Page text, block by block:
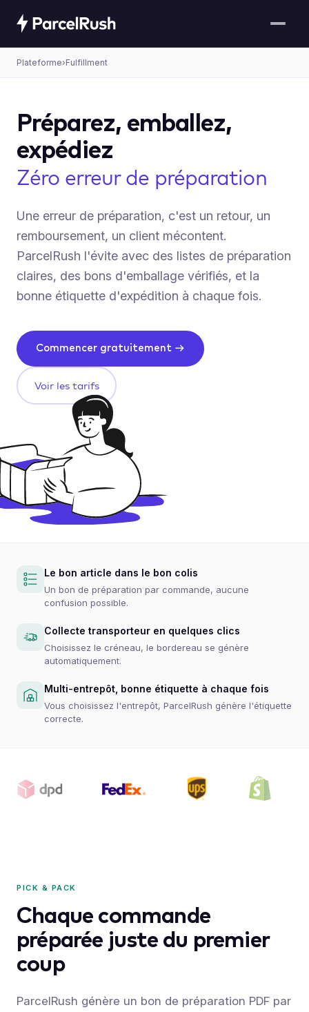
Plateforme›Fulfillment
Préparez, emballez,
expédiez
Zéro erreur de préparation
Une erreur de préparation, c'est un retour, un
remboursement, un client mécontent.
ParcelRush l'évite avec des listes de préparation
claires, des bons d'emballage vérifiés, et la
bonne étiquette d'expédition à chaque fois.
Commencer gratuitement →
Voir les tarifs
Le bon article dans le bon colis
Un bon de préparation par commande, aucune
confusion possible.
Collecte transporteur en quelques clics
Choisissez le créneau, le bordereau se génère
automatiquement.
Multi-entrepôt, bonne étiquette à chaque fois
Vous choisissez l'entrepôt, ParcelRush génère l'étiquette
correcte.
PICK & PACK
Chaque commande
préparée juste du premier
coup
ParcelRush génère un bon de préparation PDF par